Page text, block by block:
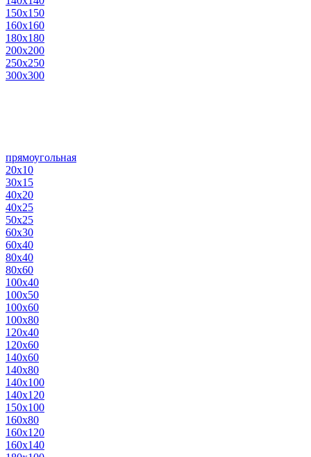
150х150
160х160
180х180
200х200
250х250
300х300
прямоугольная
20х10
30х15
40х20
40х25
50х25
60х30
60х40
80х40
80х60
100х40
100х50
100х60
100х80
120х40
120х60
140х60
140х80
140х100
140х120
150х100
160х80
160х120
160х140